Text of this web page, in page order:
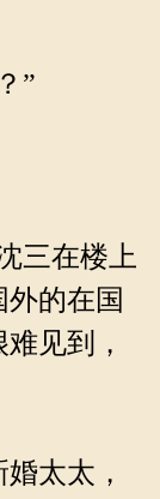
”
三在楼上
的在国
见到，
太太，